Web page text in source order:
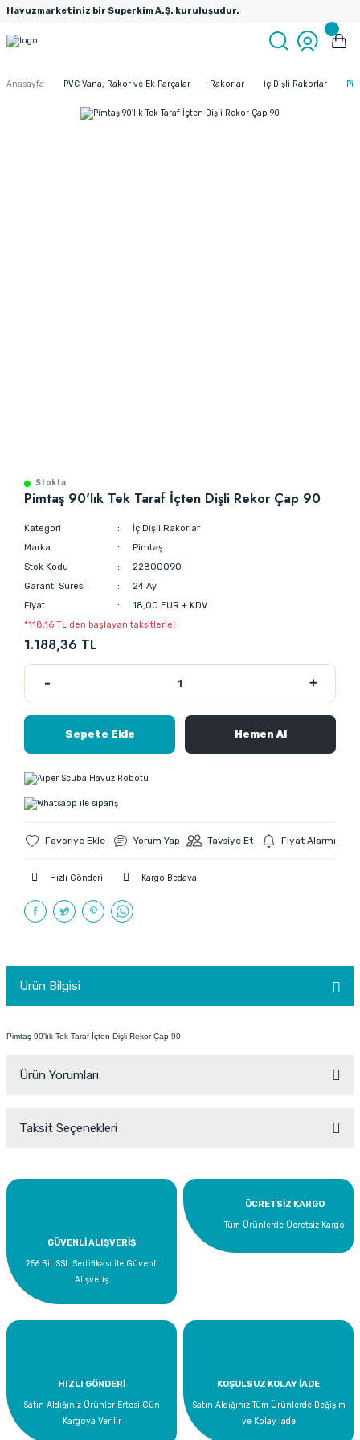
Havuzmarketiniz bir Superkim A.Ş. kuruluşudur.
Anasayfa PVC Vana, Rakor ve Ek Parçalar Rakorlar İç Dişli Rakorlar
Stokta
Pimtaş 90'lık Tek Taraf İçten Dişli Rekor Çap 90
Kategori
İç Dişli Rakorlar
Marka
Pimtaş
Stok Kodu
22800090
Garanti Süresi
24 Ay
Fiyat
18,00 EUR + KDV
*118,16 TL den başlayan taksitlerle!
1.188,36 TL
Sepete Ekle Hemen Al
Yorum Yap Tavsiye Et Fiyat Alarmı
Hızlı Gönderi Kargo Bedava
Ürün Bilgisi
Pimtaş 90'lık Tek Taraf İçten Dişli Rekor Çap 90
Ürün Yorumları
Yorum Yaz
Taksit Seçenekleri
GÜVENLİ ALIŞVERİŞ
256 Bit SSL Sertifikası ile Güvenli
Alışveriş
ÜCRETSİZ KARGO
Tüm Ürünlerde Ücretsiz Kargo
HIZLI GÖNDERİ
Satın Aldığınız Ürünler Ertesi Gün
Kargoya Verilir
KOŞULSUZ KOLAY İADE
Satın Aldığınız Tüm Ürünlerde Değişim
ve Kolay İade